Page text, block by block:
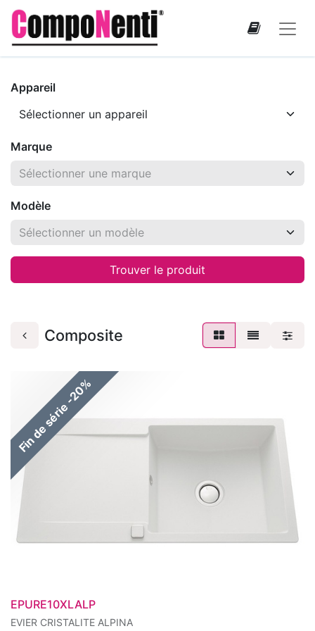
Appareil
Marque
Modèle
Trouver le produit
Composite
Fin de série -20%
EPURE10XLALP
EVIER CRISTALITE ALPINA